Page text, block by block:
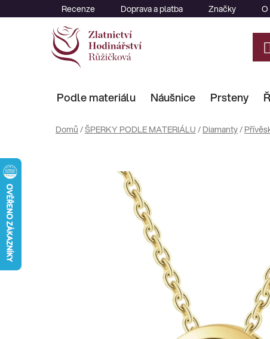
na
Recenze Doprava a platba Značky O
Podle materiálu Náušnice Prsteny
Domů /ŠPERKY PODLE MATERIÁLU / Diamanty/